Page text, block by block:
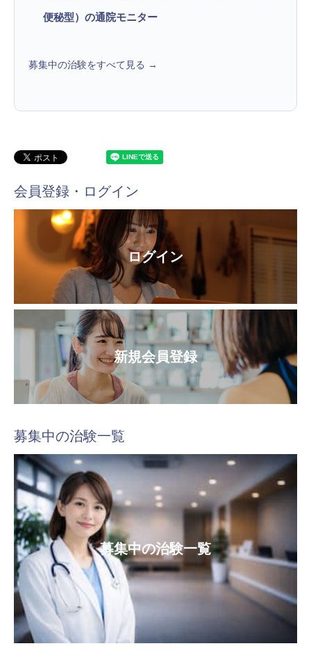
便秘型）の通院モニター
募集中の治験をすべて見る →
会員登録・ログイン
ログイン
新規会員登録
募集中の治験一覧
募集中の治験一覧